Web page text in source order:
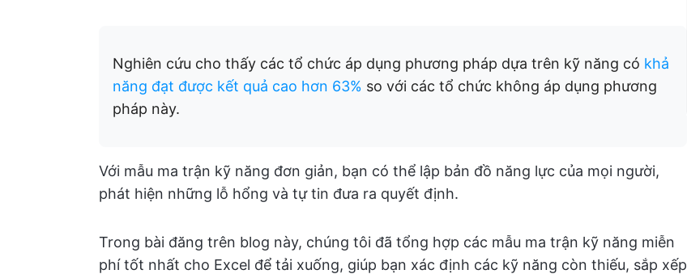
Nghiên cứu cho thấy các tổ chức áp dụng phương pháp dựa trên kỹ năng có khả
năng đạt được kết quả cao hơn 63% so với các tổ chức không áp dụng phương
pháp này.
Với mẫu ma trận kỹ năng đơn giản, bạn có thể lập bản đồ năng lực của mọi người,
phát hiện những lỗ hổng và tự tin đưa ra quyết định.
Trong bài đăng trên blog này, chúng tôi đã tổng hợp các mẫu ma trận kỹ năng miễn
phí tốt nhất cho Excel để tải xuống, giúp bạn xác định các kỹ năng còn thiếu, sắp xếp